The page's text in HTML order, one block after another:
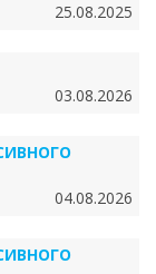
25.08.2025
03.08.2026
04.08.2026